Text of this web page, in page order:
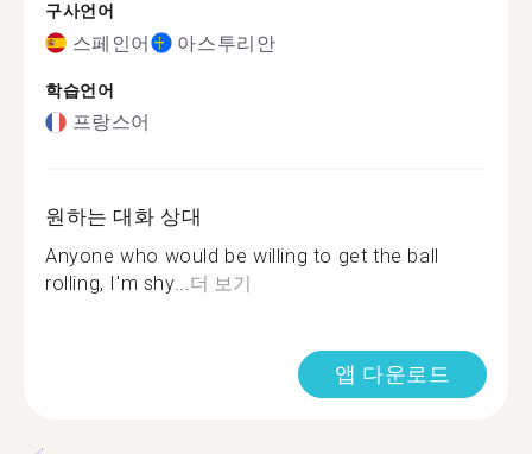
구사언어
스페인어 아스투리안
학습언어
프랑스어
원하는 대화 상대
Anyone who would be willing to get the ball
rolling, I'm shy...더 보기
앱 다운로드